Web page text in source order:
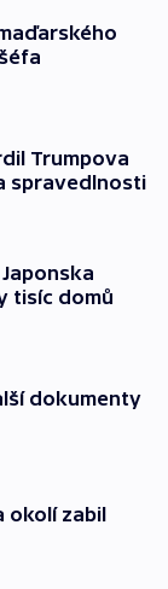
Trumpova
spravedlnosti
tisíc domů
dokumenty
okolí zabil